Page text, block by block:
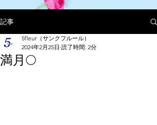
記事
満月🌕
5fleur（サンクフルール）
2024年2月25日 読了時間: 2分